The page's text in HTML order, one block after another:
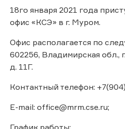
18го января 2021 года
офис «КСЭ» в г. Муром.
Офис располагается по
602256, Владимирская обл.,
д. 11Г.
Контактный телефон:
E-mail: office@mrm.cse.ru;
График работы: